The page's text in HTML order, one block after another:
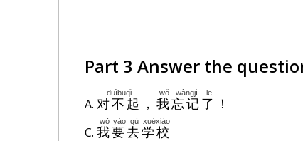
Part 3 Answer the
A.对不起
duìbuqǐ
，我
wǒ
忘记
wàngjì
了
le
！
C.我
wǒ
要
yào
去
qù
学校
xuéxiào